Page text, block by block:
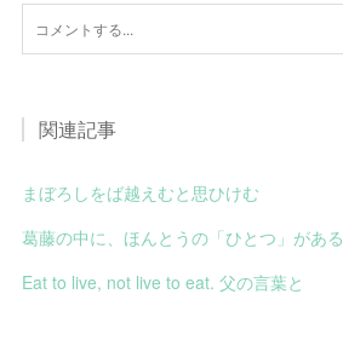
関連記事
まぼろしをば越えむと思ひけむ
葛藤の中に、ほんとうの「ひとつ」がある
Eat to live, not live to eat. 父の言葉と